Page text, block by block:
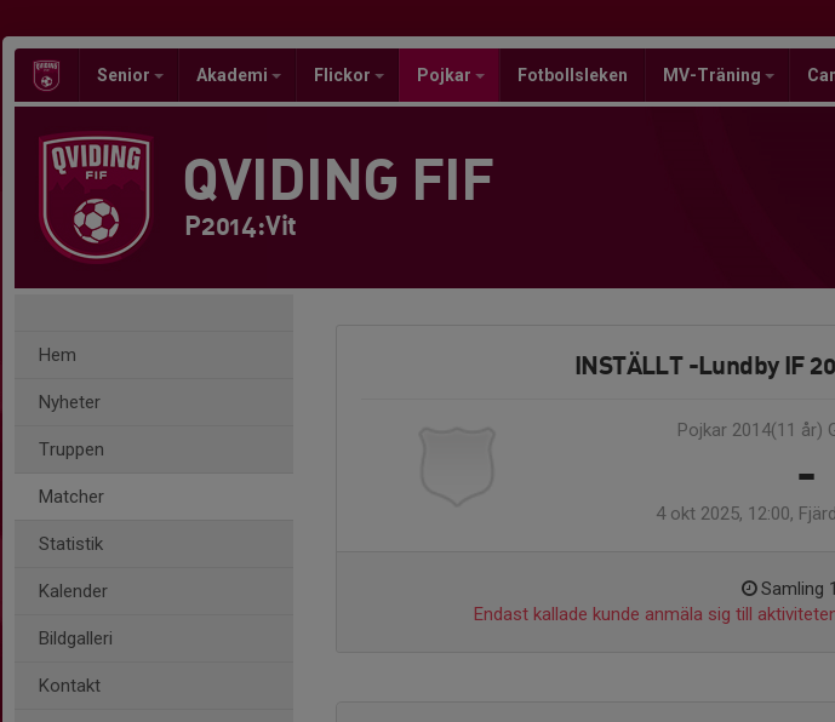
Senior Akademi Flickor Pojkar Fotbollsleken MV-Träning
QVIDING FIF
P2014:Vit
Hem
Nyheter
Truppen
Matcher
Statistik
Kalender
Bildgalleri
Kontakt
INSTÄLLT -Lundby IF
Pojkar 2014(11 år)
-
4 okt 2025, 12:00,
Samling
Endast kallade kunde anmäla sig till